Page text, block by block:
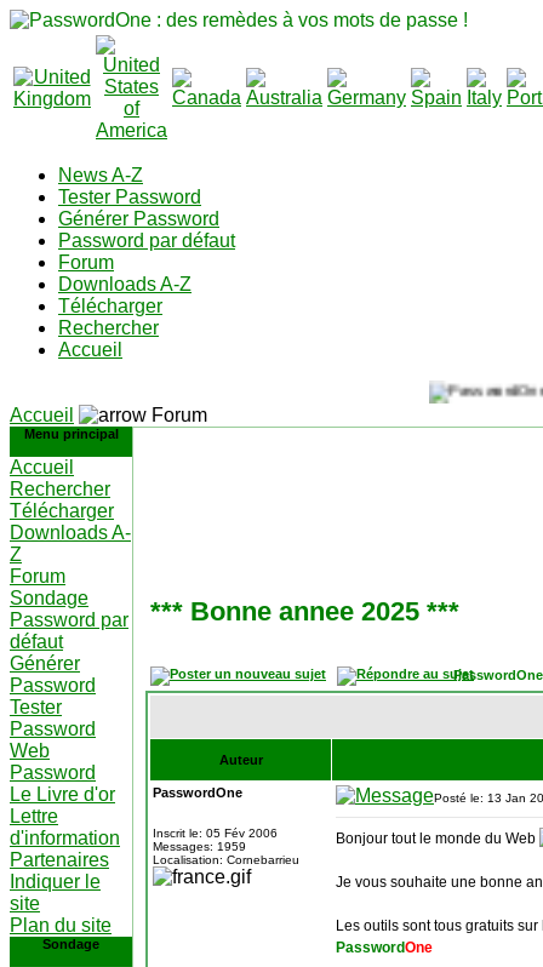
News A-Z
Tester Password
Générer Password
Password par défaut
Forum
Downloads A-Z
Télécharger
Rechercher
Accueil
Accueil Forum
Menu principal
Accueil
Rechercher
Télécharger
Downloads A-
Z
Forum
Sondage
Password par
défaut
Générer
Password
Tester
Password
Web
Password
Le Livre d'or
Lettre
d'information
Partenaires
Indiquer le
site
Plan du site
Sondage
*** Bonne annee 2025 ***
Auteur
PasswordOne
Inscrit le: 05 Fév 2006
Messages: 1959
Localisation: Cornebarrieu
Posté le: 13 Jan
Bonjour tout le monde du Web
Je vous souhaite une bonne
Les outils sont tous gratuits
PasswordOne